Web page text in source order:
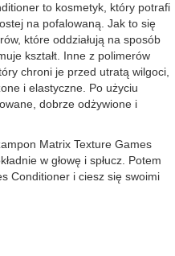
to kosmetyk, który potrafi
na pofalowaną. Jak to się
które oddziałują na sposób
kształt. Inne z polimerów
chroni je przed utratą wilgoci,
i elastyczne. Po użyciu
dobrze odżywione i
Matrix Texture Games
w głowę i spłucz. Potem
Conditioner i ciesz się swoimi